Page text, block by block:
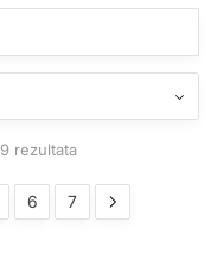
rezultata
6 7